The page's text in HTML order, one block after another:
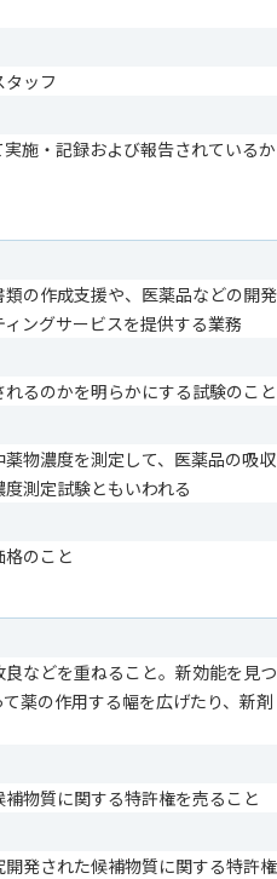
ッフ
施・記録および報告されているか
の作成支援や、医薬品などの開発
ングサービスを提供する業務
るのかを明らかにする試験のこと
物濃度を測定して、医薬品の吸収
測定試験ともいわれる
のこと
などを重ねること。新効能を見つ
薬の作用する幅を広げたり、新剤
物質に関する特許権を売ること
発された候補物質に関する特許権